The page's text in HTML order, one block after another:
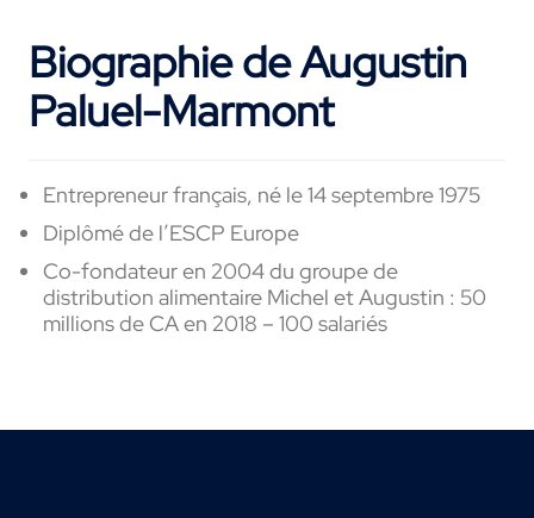
Biographie de Augustin
Paluel-Marmont
Entrepreneur français, né le 14 septembre 1975
Diplômé de l’ESCP Europe
Co-fondateur en 2004 du groupe de
distribution alimentaire Michel et Augustin : 50
millions de CA en 2018 – 100 salariés